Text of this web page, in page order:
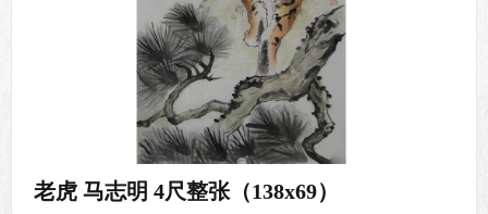
老虎 马志明 4尺整张（138x69）